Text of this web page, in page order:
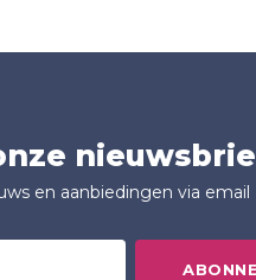
en aanbiedingen via email